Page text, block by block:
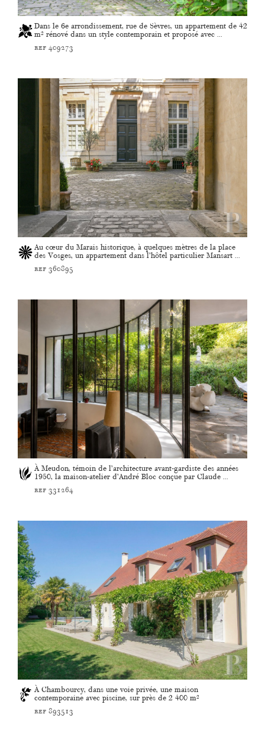
Dans le 6e arrondissement, rue de Sèvres, un appartement de 42
m² rénové dans un style contemporain et proposé avec ...
ref 409273
Au cœur du Marais historique, à quelques mètres de la place
des Vosges, un appartement dans l’hôtel particulier Mansart ...
ref 360895
À Meudon, témoin de l’architecture avant-gardiste des années
1950, la maison-atelier d’André Bloc conçue par Claude ...
ref 331264
À Chambourcy, dans une voie privée, une maison
contemporaine avec piscine, sur près de 2 400 m²
ref 893513